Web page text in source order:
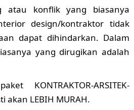
atau konflik yang biasanya
design/kontraktor tidak
dapat dihindarkan. Dalam
yang dirugikan adalah
KONTRAKTOR-ARSITEK-
akan LEBIH MURAH.